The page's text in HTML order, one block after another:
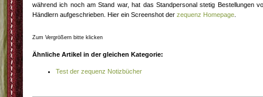
während ich noch am Stand war, hat das Standpersonal stetig Bestellungen
Händlern aufgeschrieben. Hier ein Screenshot der zequenz Homepage
Zum Vergrößern bitte klicken
Ähnliche Artikel in der gleichen Kategorie:
Test der zequenz Notizbücher